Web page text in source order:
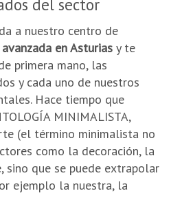
del sector
a nuestro centro de
en Asturias y te
primera mano, las
y cada uno de nuestros
Hace tiempo que
MINIMALISTA,
(el término minimalista no
como la decoración, la
que se puede extrapolar
ejemplo la nuestra, la